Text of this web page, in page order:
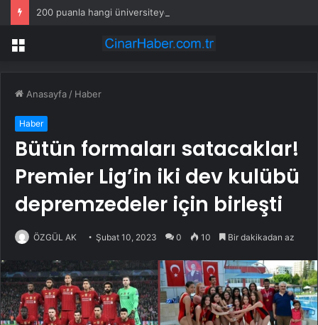
Menü
Anasayfa / Haber
Haber
Bütün formaları satacaklar!
Premier Lig’in iki dev kulübü
depremzedeler için birleşti
ÖZGÜL AK Şubat 10, 2023 0 10 Bir dakikadan az